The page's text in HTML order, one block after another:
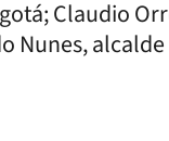
Claudio
Nunes, alcalde